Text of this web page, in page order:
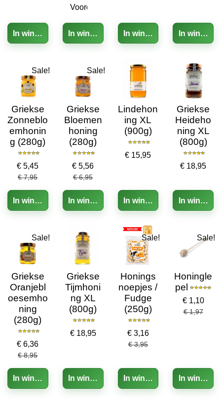
In winkelwagen In winkelwagen In winkelwagen In
Sale!
Griekse
Zonneblo
emhonin
g (280g)
€ 5,45
€ 7,95
In winkelwagen
Sale!
Griekse
Bloemen
honing
(280g)
€ 5,56
€ 6,95
In winkelwagen
Lindehon
ing XL
(900g)
€ 15,95
In winkelwagen
Griekse
Heideho
ning XL
(800g)
€ 18,95
In
Sale!
Griekse
Oranjebl
oesemho
ning
(280g)
€ 6,36
€ 8,95
In winkelwagen
Griekse
Tijmhoni
ng XL
(800g)
€ 18,95
In winkelwagen
Sale!
Honings
noepjes /
Fudge
(250g)
€ 3,16
€ 3,95
In winkelwagen
Sale!
Honingle
pel
€ 1,10
€ 1,97
In